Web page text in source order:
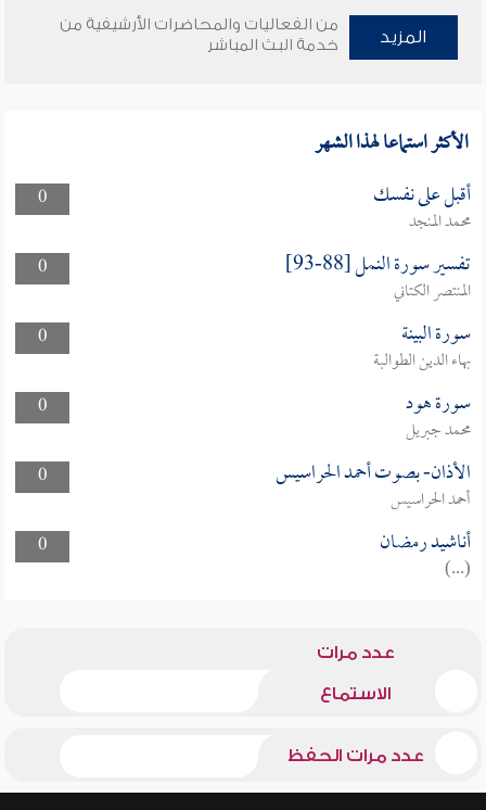
المزيد
من الفعاليات والمحاضرات الأرشيفية من
خدمة البث المباشر
الأكثر استماعا لهذا الشهر
0 أقبل على نفسك
محمد المنجد
0
تفسير سورة النمل [88-93]
المنتصر الكتاني
0
سورة البينة
بهاء الدين الطوالبة
0
سورة هود
محمد جبريل
0
الأذان- بصوت أحمد الحراسيس
أحمد الحراسيس
0
أناشيد رمضان
(...)
عدد مرات
الاستماع
عدد مرات الحفظ